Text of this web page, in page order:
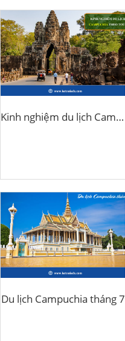
Kinh nghiệm du lịch Campuchia theo tour
Du lịch Campuchia tháng 7